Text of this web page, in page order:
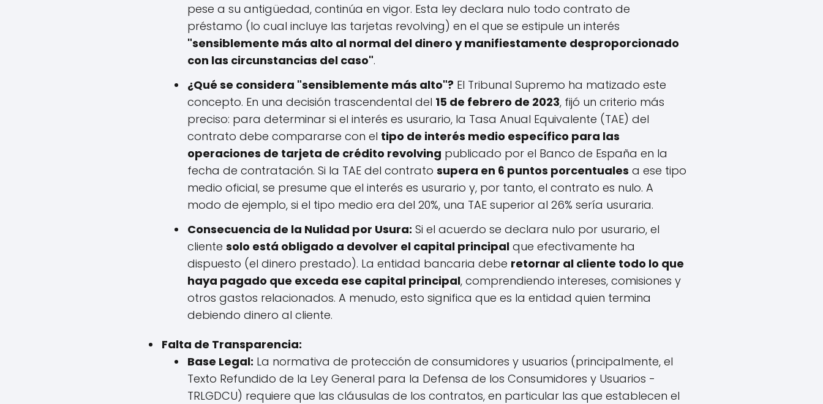
pese a su antigüedad, continúa en vigor. Esta ley declara nulo todo contrato de
préstamo (lo cual incluye las tarjetas revolving) en el que se estipule un interés
"sensiblemente más alto al normal del dinero y manifiestamente desproporcionado
con las circunstancias del caso".
¿Qué se considera "sensiblemente más alto"? El Tribunal Supremo ha matizado este
concepto. En una decisión trascendental del 15 de febrero de 2023, fijó un criterio más
preciso: para determinar si el interés es usurario, la Tasa Anual Equivalente (TAE) del
contrato debe compararse con el tipo de interés medio específico para las
operaciones de tarjeta de crédito revolving publicado por el Banco de España en la
fecha de contratación. Si la TAE del contrato supera en 6 puntos porcentuales a ese tipo
medio oficial, se presume que el interés es usurario y, por tanto, el contrato es nulo. A
modo de ejemplo, si el tipo medio era del 20%, una TAE superior al 26% sería usuraria.
Consecuencia de la Nulidad por Usura: Si el acuerdo se declara nulo por usurario, el
cliente solo está obligado a devolver el capital principal que efectivamente ha
dispuesto (el dinero prestado). La entidad bancaria debe retornar al cliente todo lo que
haya pagado que exceda ese capital principal, comprendiendo intereses, comisiones y
otros gastos relacionados. A menudo, esto significa que es la entidad quien termina
debiendo dinero al cliente.
Falta de Transparencia:
Base Legal: La normativa de protección de consumidores y usuarios (principalmente, el
Texto Refundido de la Ley General para la Defensa de los Consumidores y Usuarios -
TRLGDCU) requiere que las cláusulas de los contratos, en particular las que establecen el